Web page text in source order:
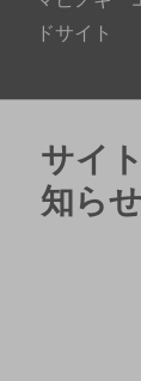
ドサイト
サイ
知らせ